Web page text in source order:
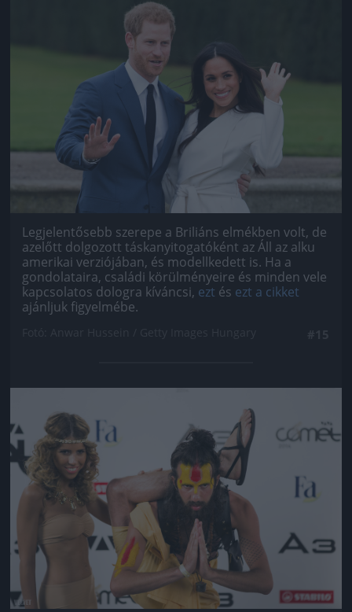
Jön még kép!
Legjelentősebb szerepe a Briliáns elmékben volt, de
azelőtt dolgozott táskanyitogatóként az Áll az alku
amerikai verziójában, és modellkedett is. Ha a
gondolataira, családi körülményeire és minden vele
kapcsolatos dologra kíváncsi, ezt és ezt a cikket
ajánljuk figyelmébe.